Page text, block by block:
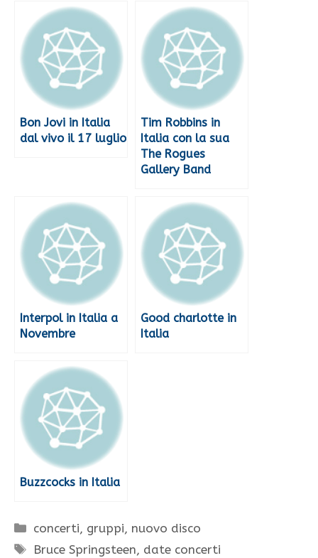
Bon Jovi in Italia
dal vivo il 17 luglio
Tim Robbins in
Italia con la sua
The Rogues
Gallery Band
Interpol in Italia a
Novembre
Good charlotte in
Italia
Buzzcocks in Italia
Categorie
concerti, gruppi, nuovo disco
Tag
Bruce Springsteen, date concerti